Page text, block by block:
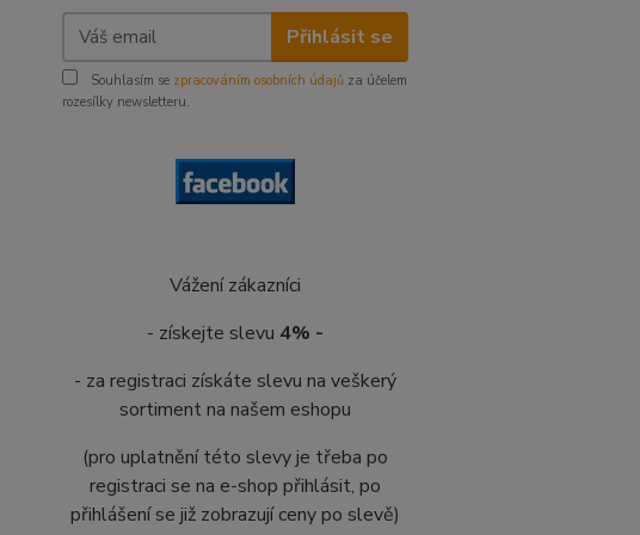
Přihlásit se
Souhlasím se zpracováním osobních údajů za účelem
rozesílky newsletteru.
Vážení zákazníci
- získejte slevu 4% -
- za registraci získáte slevu na veškerý
sortiment na našem eshopu
(pro uplatnění této slevy je třeba po
registraci se na e-shop přihlásit, po
přihlášení se již zobrazují ceny po slevě)